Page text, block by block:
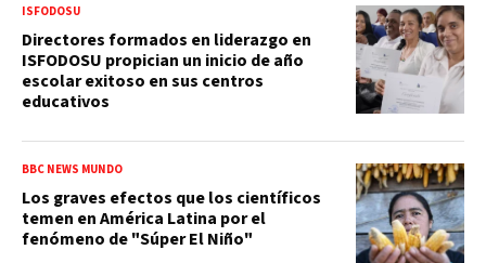
ISFODOSU
Directores formados en liderazgo en
ISFODOSU propician un inicio de año
escolar exitoso en sus centros
educativos
BBC NEWS MUNDO
Los graves efectos que los científicos
temen en América Latina por el
fenómeno de "Súper El Niño"